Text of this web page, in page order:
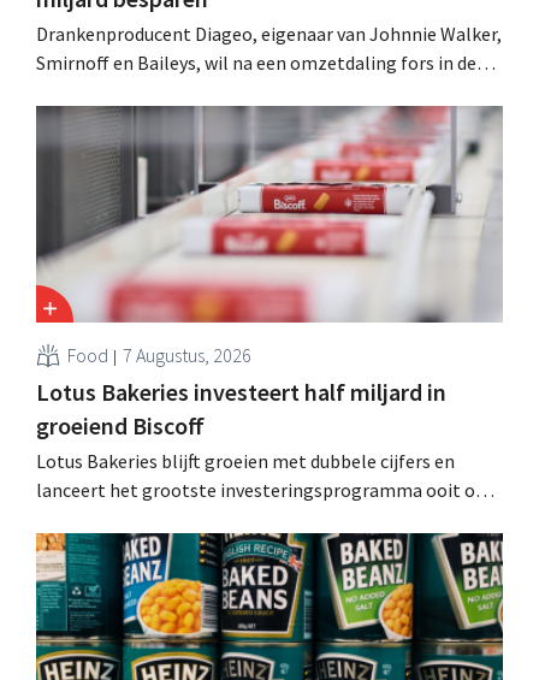
Drankenproducent Diageo, eigenaar van Johnnie Walker,
Smirnoff en Baileys, wil na een omzetdaling fors in de
andere Guiness en voorgemixte cocktails.
Food 7 Augustus, 2026
Lotus Bakeries investeert half miljard in
groeiend Biscoff
Lotus Bakeries blijft groeien met dubbele cijfers en
lanceert het grootste investeringsprogramma ooit om
moeten dit momentum grijpen”.